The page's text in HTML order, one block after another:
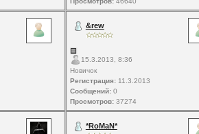
&rew
15.3.2013, 8:36
Новичок
Регистрация:11.3.2013
Сообщений:0
Просмотров:37274
*RoMaN*